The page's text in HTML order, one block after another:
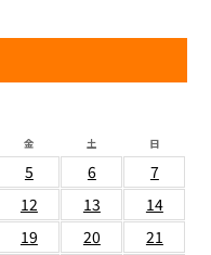
金 土 日
5 6
7
12 13
14
19 20
21